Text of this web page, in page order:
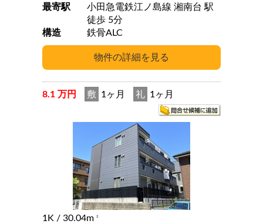
最寄駅
小田急電鉄江ノ島線 湘南台 駅
徒歩 5分
構造
鉄骨ALC
8.1 万円 敷 1ヶ月 礼 1ヶ月
1K / 30.04m 2